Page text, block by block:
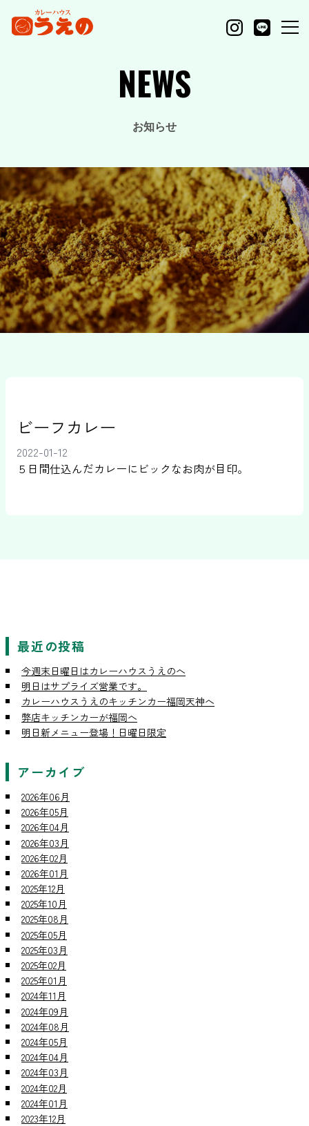
NEWS
お知らせ
ビーフカレー
2022-01-12
５日間仕込んだカレーにビックなお肉が目印。
最近の投稿
今週末日曜日はカレーハウスうえのへ
明日はサプライズ営業です。
カレーハウスうえのキッチンカー福岡天神へ
弊店キッチンカーが福岡へ
明日新メニュー登場！日曜日限定
アーカイブ
2026年06月
2026年05月
2026年04月
2026年03月
2026年02月
2026年01月
2025年12月
2025年10月
2025年08月
2025年05月
2025年03月
2025年02月
2025年01月
2024年11月
2024年09月
2024年08月
2024年05月
2024年04月
2024年03月
2024年02月
2024年01月
2023年12月